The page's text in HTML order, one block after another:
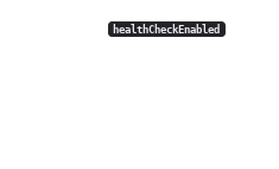
healthCheckEnabled